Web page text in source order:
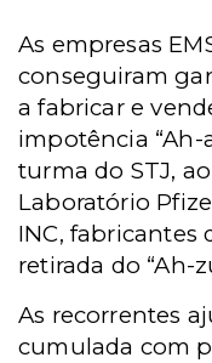
As empresas
conseguiram
a fabricar e
impotência “Ah-
turma do STJ,
Laboratório
INC, fabricantes
retirada do “Ah-
As recorrentes
cumulada com